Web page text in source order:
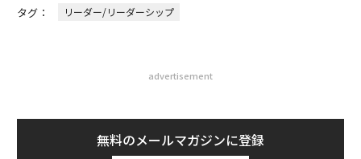
タグ： リーダー/リーダーシップ
advertisement
無料のメールマガジンに登録